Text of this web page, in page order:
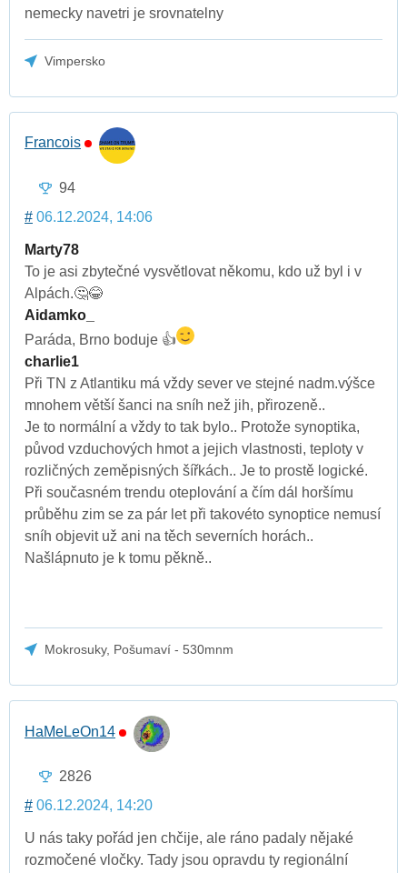
nemecky navetri je srovnatelny
Vimpersko
Francois
94
# 06.12.2024, 14:06
Marty78
To je asi zbytečné vysvětlovat někomu, kdo už byl i v
Alpách.🤔😂
Aidamko_
Paráda, Brno boduje 👍
charlie1
Při TN z Atlantiku má vždy sever ve stejné nadm.výšce
mnohem větší šanci na sníh než jih, přirozeně..
Je to normální a vždy to tak bylo.. Protože synoptika,
původ vzduchových hmot a jejich vlastnosti, teploty v
rozličných zeměpisných šířkách.. Je to prostě logické.
Při současném trendu oteplování a čím dál horšímu
průběhu zim se za pár let při takovéto synoptice nemusí
sníh objevit už ani na těch severních horách..
Našlápnuto je k tomu pěkně..
Mokrosuky, Pošumaví - 530mnm
HaMeLeOn14
2826
# 06.12.2024, 14:20
U nás taky pořád jen chčije, ale ráno padaly nějaké
rozmočené vločky. Tady jsou opravdu ty regionální